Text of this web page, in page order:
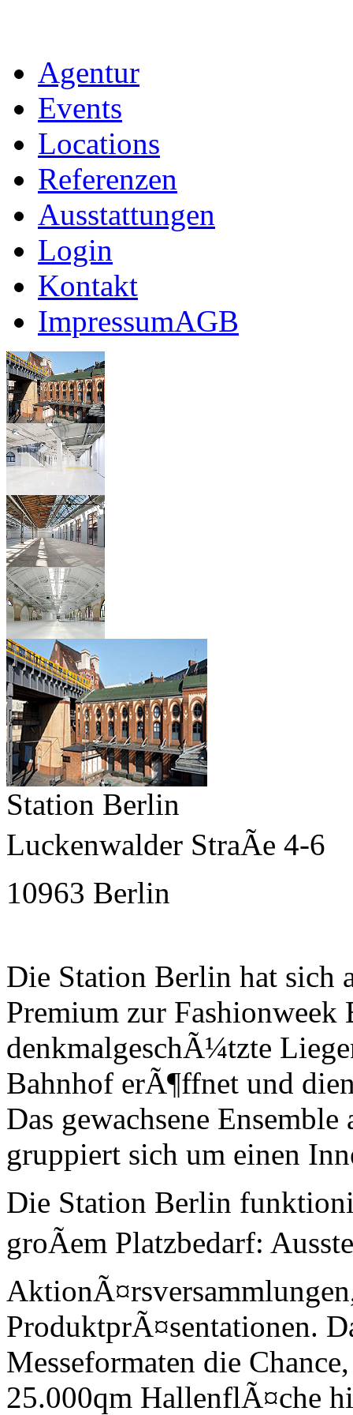
Agentur
Events
Locations
Referenzen
Ausstattungen
Login
Kontakt
ImpressumAGB
Station Berlin
Luckenwalder StraÃe 4-6
10963 Berlin
Die Station Berlin hat sich
Premium zur Fashionweek
denkmalgeschÃ¼tzte
Bahnhof erÃ¶ffnet und
Das gewachsene
gruppiert sich um einen
Die Station Berlin
groÃem Platzbedarf:
ProduktprÃ¤sentationen.
Messeformaten die
25.000qm HallenflÃ¤che